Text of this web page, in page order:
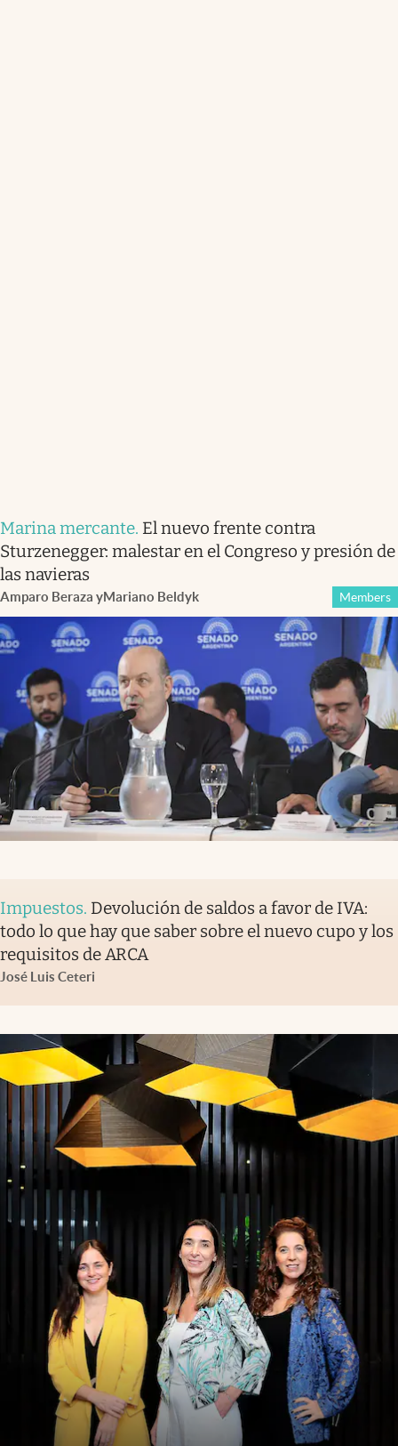
Marina mercante. El nuevo frente contra
Sturzenegger: malestar en el Congreso y presión de
las navieras
Amparo Beraza yMariano Beldyk Members
Impuestos. Devolución de saldos a favor de IVA:
todo lo que hay que saber sobre el nuevo cupo y los
requisitos de ARCA
José Luis Ceteri